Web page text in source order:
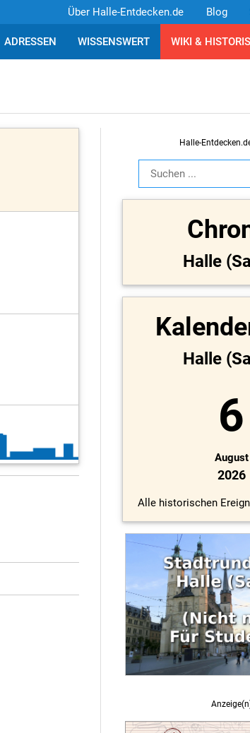
Blog
Über Halle-Entdecken.de
ADRESSEN WISSENSWERT WIKI &
Halle-
Halle
Halle
6
August
2026
Alle historischen